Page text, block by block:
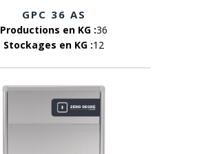
GPC 36 AS
Productions en KG :36
Stockages en KG :12